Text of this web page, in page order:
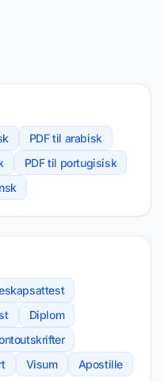
PDF til arabisk
PDF til portugisisk
Diplom
Visum Apostille